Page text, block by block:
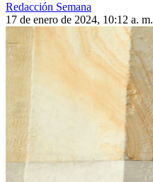
Redacción Semana
17 de enero de 2024, 10:12 a. m.